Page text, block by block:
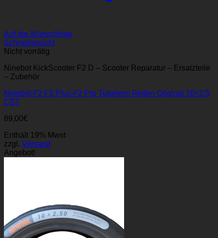
Auf die Wunschliste
Schnellansicht
Nicht vorrätig
Ninebot KickScooter F2 D – Scooter Reparatur – Ersatzteile
– Zubehör
Ninebot F2 F2 Plus F2 Pro Tubeless Reifen Original 10×2.5
CST
89,00€
Enthält 19% Mwst
zzgl. Versand
Angebot!